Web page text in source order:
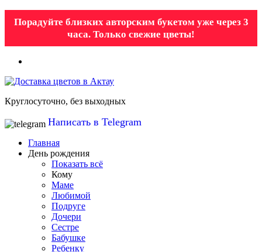
Порадуйте близких авторским букетом уже через 3
часа. Только свежие цветы!
Круглосуточно, без выходных
Написать в Telegram
Главная
День рождения
Показать всё
Кому
Маме
Любимой
Подруге
Дочери
Сестре
Бабушке
Ребенку